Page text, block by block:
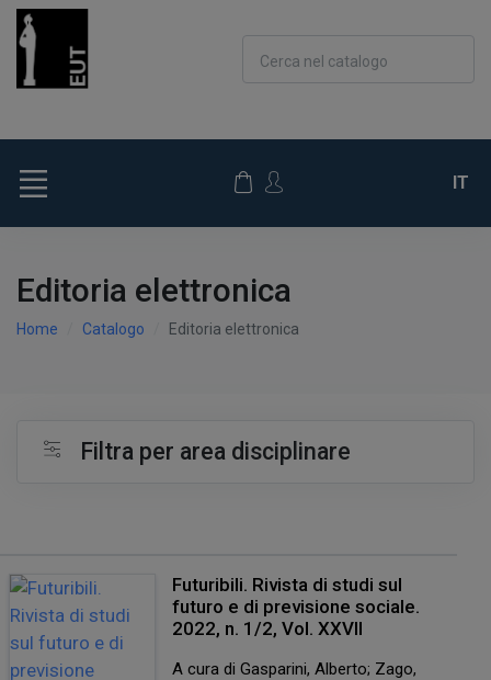
Cerca nel catalogo
IT
Editoria elettronica
Home Catalogo Editoria elettronica
Filtra per area disciplinare
Futuribili. Rivista di studi sul
futuro e di previsione sociale.
2022, n. 1/2, Vol. XXVII
A cura di Gasparini, Alberto; Zago,